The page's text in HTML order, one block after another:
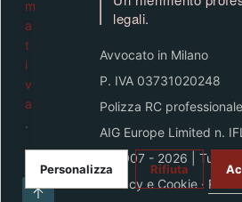
legali.
Avvocato in Milano
P. IVA 03731020248
Polizza RC professionale
AIG Europe Limited n.
© 2007 - 2026 | Tutti i
Privacy e Cookie ·
m
a
t
i
v
a
.
Personalizza Rifiuta